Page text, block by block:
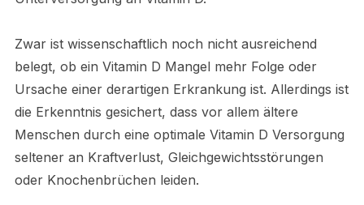
Zwar ist wissenschaftlich noch nicht ausreichend
belegt, ob ein Vitamin D Mangel mehr Folge oder
Ursache einer derartigen Erkrankung ist. Allerdings ist
die Erkenntnis gesichert, dass vor allem ältere
Menschen durch eine optimale Vitamin D Versorgung
seltener an Kraftverlust, Gleichgewichtsstörungen
oder Knochenbrüchen leiden.